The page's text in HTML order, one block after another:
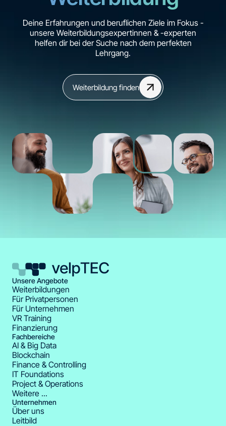
Deine Erfahrungen und beruflichen Ziele im Fokus -
unsere Weiterbildungsexpertinnen & -experten
helfen dir bei der Suche nach dem perfekten
Lehrgang.
Weiterbildung finden
Unsere Angebote
Weiterbildungen
Für Privatpersonen
Für Unternehmen
VR Training
Finanzierung
Fachbereiche
AI & Big Data
Blockchain
Finance & Controlling
IT Foundations
Project & Operations
Weitere ...
Unternehmen
Über uns
Leitbild